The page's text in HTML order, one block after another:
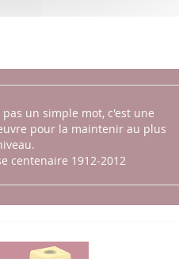
un simple mot, c'est une
pour la maintenir au plus
centenaire 1912-2012